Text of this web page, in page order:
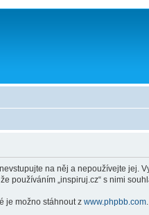
na něj a nepoužívejte jej.
používáním „inspiruj.cz“ s nimi
je možno stáhnout z www.phpbb.com